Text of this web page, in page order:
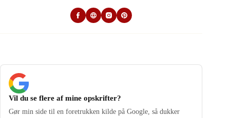
Vil du se flere af mine opskrifter?
Gør min side til en foretrukken kilde på Google, så dukker